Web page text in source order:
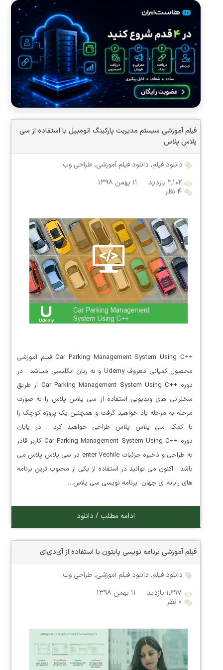
فیلم آموزشی سیستم مدیریت پارکینگ اتومبیل با استفاده از سی
پلاس پلاس
دانلود فیلم, دانلود فیلم آموزشی, طراحی وب
۲,۱۰۲ بازدید
۱۱ بهمن ۱۳۹۸
۴ نظر
++Car Parking Management System Using C فیلم آموزشی
محصول کمپانی معروف Udemy و به زبان انگلیسی میباشد . در
دوره ++Car Parking Management System Using C از طریق
سخنرانی های ویدیویی استفاده از سی پلاس پلاس را به صورت
مرحله به مرحله یاد خواهید گرفت و همچنین یک پروژه کوچک را
با کمک سی پلاس پلاس طراحی خواهید کرد . در پایان
دوره ++Car Parking Management System Using C کاربر قادر
به طراحی و ذخیره جزئیات enter Vechile در سی پلاس پلاس می
باشد . اکنون می توانید در استفاده از یکی از محبوب ترین برنامه
های رایانه ای جهان برنامه نویسی سی پلاس…
ادامه مطلب / دانلود
فیلم آموزشی برنامه نویسی پایتون با استفاده از آی‌دی‌ای
دانلود فیلم, دانلود فیلم آموزشی, طراحی وب
۱,۶۹۷ بازدید
۱۱ بهمن ۱۳۹۸
۰ نظر